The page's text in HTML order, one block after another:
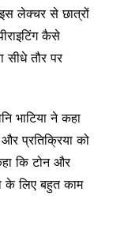
लेक्चर से छात्रों
कैसे
सीधे तौर पर
भाटिया ने कहा
प्रतिक्रिया को
कि टोन और
के लिए बहुत काम